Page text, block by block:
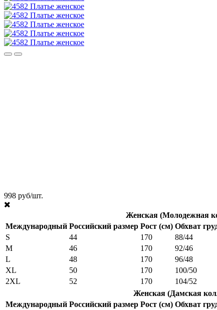
998 руб/шт.
Женская (Молодежная
Международный Российский размер Рост (см) Обхват
S
44 170 88/44
M
46 170 92/46
L
48 170 96/48
XL
50 170 100/50
2XL
52 170 104/52
Женская (Дамская
Международный Российский размер Рост (см) Обхват